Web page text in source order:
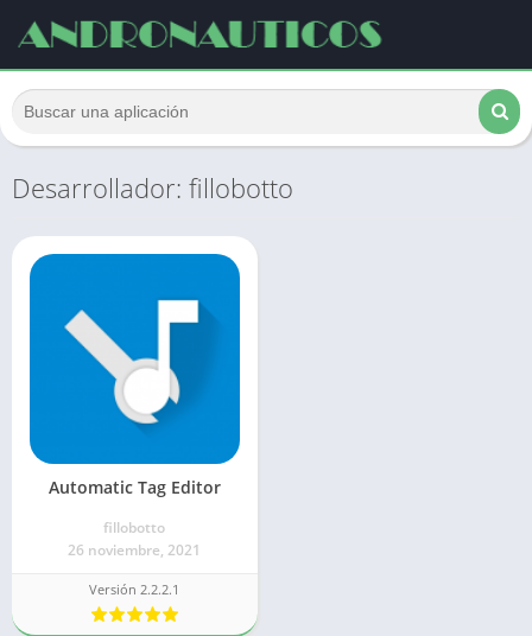
Desarrollador: fillobotto
Automatic Tag Editor
fillobotto
26 noviembre, 2021
Versión 2.2.2.1